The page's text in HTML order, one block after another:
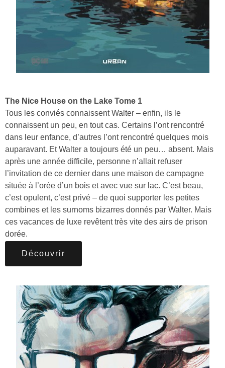
The Nice House on the Lake Tome 1
Tous les conviés connaissent Walter – enfin, ils le
connaissent un peu, en tout cas. Certains l’ont rencontré
dans leur enfance, d’autres l’ont rencontré quelques mois
auparavant. Et Walter a toujours été un peu… absent. Mais
après une année difficile, personne n’allait refuser
l’invitation de ce dernier dans une maison de campagne
située à l’orée d’un bois et avec vue sur lac. C’est beau,
c’est opulent, c’est privé – de quoi supporter les petites
combines et les surnoms bizarres donnés par Walter. Mais
ces vacances de luxe revêtent très vite des airs de prison
dorée.
Découvrir